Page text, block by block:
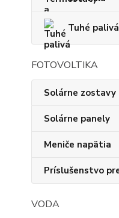
Tuhé palivá
FOTOVOLTIKA
Solárne
Solárne panely
Meniče napätia
Príslušenstvo
VODA